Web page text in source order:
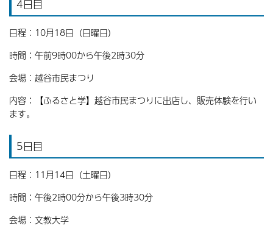
4日目
日程：10月18日（日曜日）
時間：午前9時00から午後2時30分
会場：越谷市民まつり
内容：【ふるさと学】越谷市民まつりに出店し、販売体験を行い
ます。
5日目
日程：11月14日（土曜日）
時間：午後2時00分から午後3時30分
会場：文教大学